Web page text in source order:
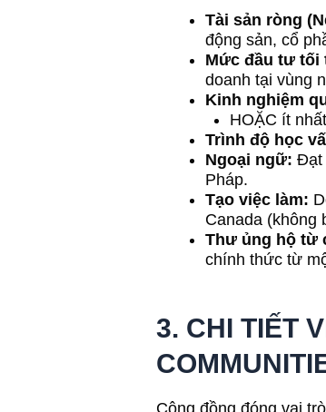
Tài sản ròng
động sản, cổ
Mức đầu tư tối
doanh tại vùng
Kinh nghiệm
HOẶC ít
Trình độ học
Ngoại ngữ: Đạt
Pháp.
Tạo việc làm:
Canada (không
Thư ủng hộ từ
chính thức từ
3. CHI TIẾT